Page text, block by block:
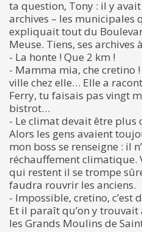
ta question, Tony : il y
archives – les municipales
expliquait tout du
Meuse. Tiens, ses archives
- La honte ! Que 2 km !
- Mamma mia, che cretino
ville chez elle… Elle a
Ferry, tu faisais pas vingt
bistrot…
- Le climat devait être
Alors les gens avaient
mon boss se renseigne : il
réchauffement climatique.
qui restent il se trompe
faudra rouvrir les anciens.
- Impossible, cretino,
Et il paraît qu’on y
les Grands Moulins de